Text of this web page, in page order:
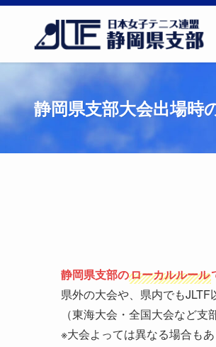
静岡県支部大会出場時
静岡県支部のローカルルール
県外の大会や、県内でもJLTF
（東海大会・全国大会など支
※大会よっては異なる場合も